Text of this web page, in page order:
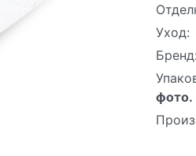
Уход:
Бренд:
фото.